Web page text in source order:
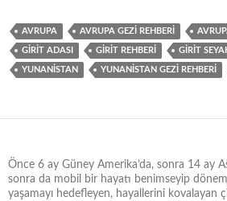
AVRUPA AVRUPA GEZİ REHBERİ
GİRİT ADASI GİRİT REHBERİ GİRİT
YUNANİSTAN YUNANİSTAN GEZİ REHBERİ
Önce 6 ay Güney Amerika’da, sonra 14 ay
sonra da mobil bir hayatı benimseyip
yaşamayı hedefleyen, hayallerini kovalayan